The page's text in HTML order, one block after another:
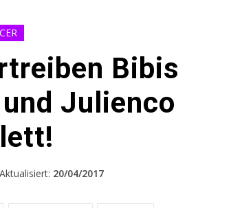
Bibis
Julienco
Aktualisiert: 20/04/2017